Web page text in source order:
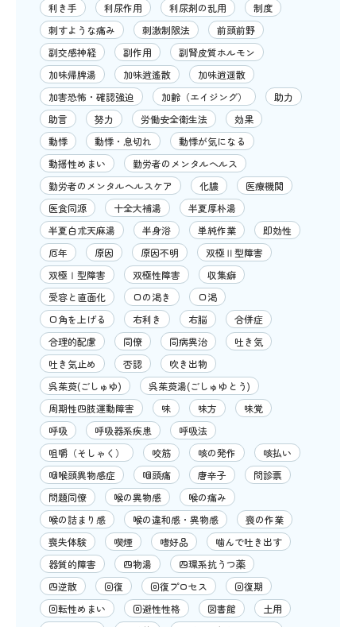
利き手
利尿作用 利尿剤の乱用
制度
刺すような痛み
刺激制限法
前頭前野
副交感神経
副作用
副腎皮質ホルモン
加味帰脾湯
加味逍遙散
加味逍遥散
加害恐怖・確認強迫
加齢（エイジング）
助力
助言
努力 労働安全衛生法
効果
動悸
動悸・息切れ
動悸が気になる
動揺性めまい
勤労者のメンタルヘルス
勤労者のメンタルヘルスケア
化膿
医療機関
医食同源
十全大補湯
半夏厚朴湯
半夏白朮天麻湯
半身浴 単純作業
即効性
厄年
原因 原因不明
双極Ⅱ型障害
双極Ⅰ型障害
双極性障害
収集癖
受容と直面化
口の渇き
口渇
口角を上げる
右利き 右脳
合併症
合理的配慮
同僚 同病異治
吐き気
吐き気止め
否認
吹き出物
呉茱萸(ごしゅゆ)
呉茱萸湯(ごしゅゆとう)
周期性四肢運動障害
味 味方
味覚
呼吸
呼吸器系疾患
呼吸法
咀嚼（そしゃく）
咬筋 咳の発作
咳払い
咽喉頭異物感症
咽頭痛 唐辛子
問診票
問題同僚
喉の異物感
喉の痛み
喉の詰まり感
喉の違和感・異物感
喪の作業
喪失体験
喫煙 嗜好品
噛んで吐き出す
器質的障害
四物湯
四環系抗うつ薬
四逆散
回復 回復プロセス
回復期
回転性めまい
回避性性格 図書館
土用